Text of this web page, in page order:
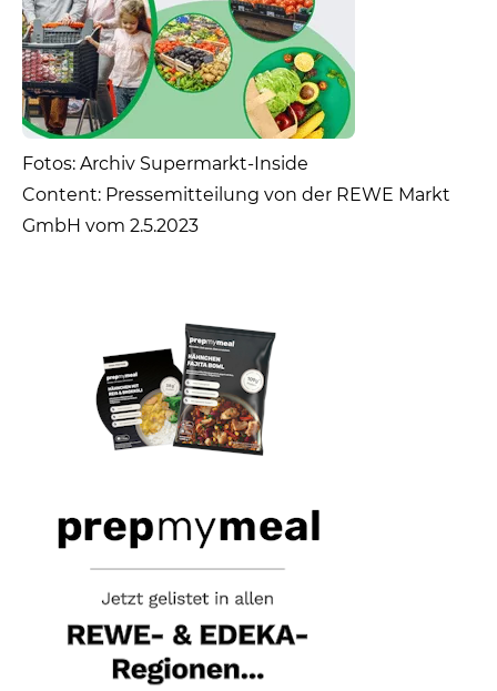
Fotos: Archiv Supermarkt-Inside
Content: Pressemitteilung von der REWE Markt
GmbH vom 2.5.2023